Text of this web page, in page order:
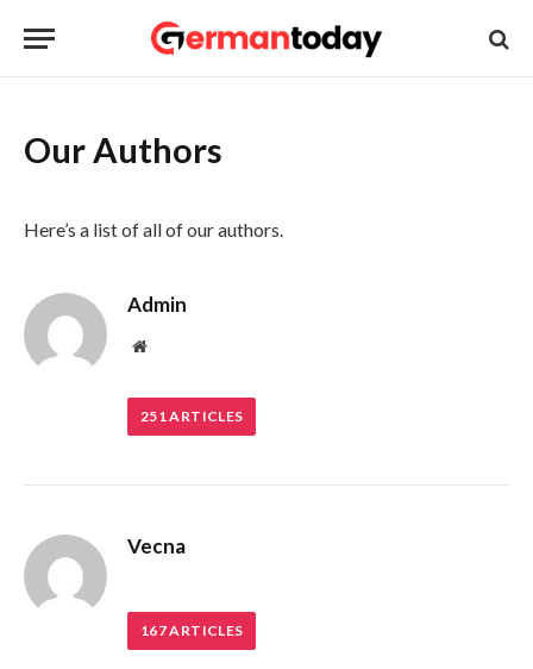
Our Authors
Here’s a list of all of our authors.
Admin
Website
251ARTICLES
Vecna
167ARTICLES